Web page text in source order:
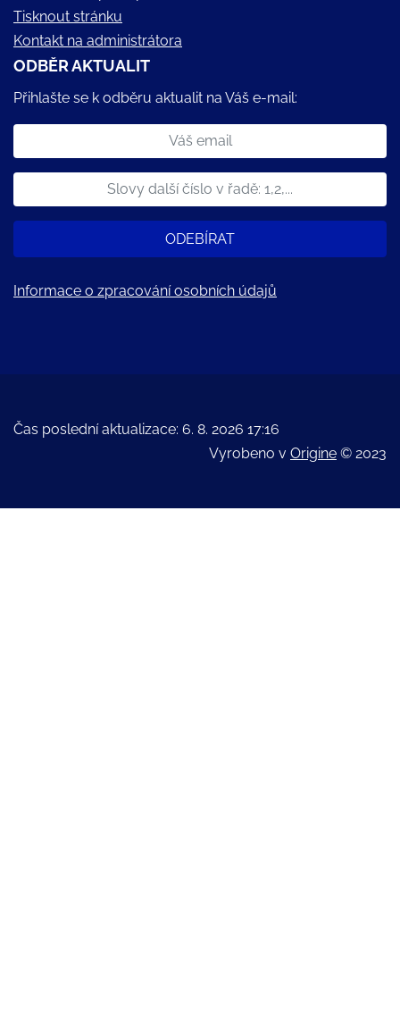
Tisknout stránku
Kontakt na administrátora
ODBĚR AKTUALIT
Přihlašte se k odběru aktualit na Váš e-mail:
ODEBÍRAT
Informace o zpracování osobních údajů
Čas poslední aktualizace: 6. 8. 2026 17:16
Vyrobeno v Origine © 2023